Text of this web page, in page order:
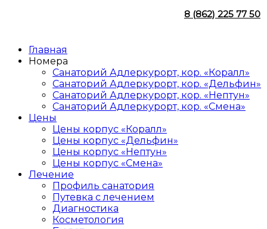
8 (862) 225 77 50
Главная
Номера
Санаторий Адлеркурорт, кор. «Коралл»
Санаторий Адлеркурорт, кор. «Дельфин»
Санаторий Адлеркурорт, кор. «Нептун»
Санаторий Адлеркурорт, кор. «Смена»
Цены
Цены корпус «Коралл»
Цены корпус «Дельфин»
Цены корпус «Нептун»
Цены корпус «Смена»
Лечение
Профиль санатория
Путевка с лечением
Диагностика
Косметология